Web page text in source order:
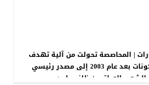
| المحاصصة تحولت من آلية تهدف
إلى تمثيل المكونات بعد عام 2003 إلى مصدر رئيسي
الشعب العراقي / ظافر جلود